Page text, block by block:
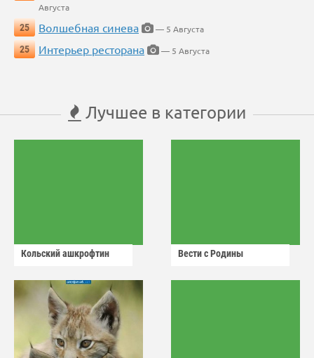
Августа
25
Волшебная синева
— 5 Августа
25
Интерьер ресторана — 5 Августа
Лучшее в категории
Кольский ашкрофтин Вести с Родины